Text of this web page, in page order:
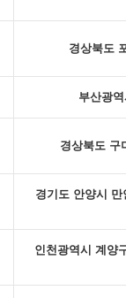
경상북도
부산광
경상북도 구
경기도 안양시
인천광역시 계양